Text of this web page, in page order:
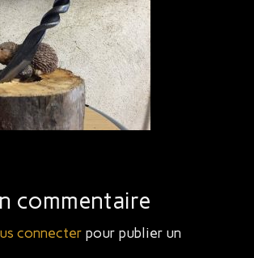
commentaire
connecter pour publier un